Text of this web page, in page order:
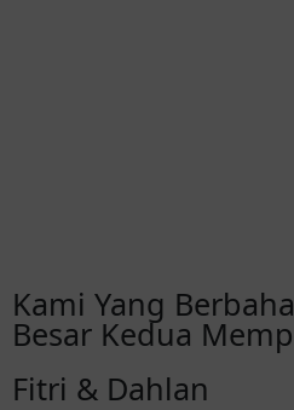
Kami Yang
Besar Kedua
Fitri & Dahlan